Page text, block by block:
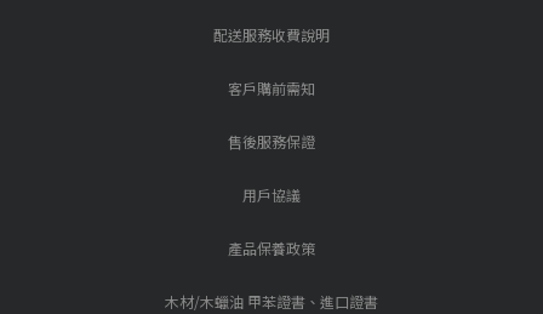
配送服務收費說明
客戶購前需知
售後服務保證
用戶協議
產品保養政策
木材/木蠟油 甲苯證書、進口證書